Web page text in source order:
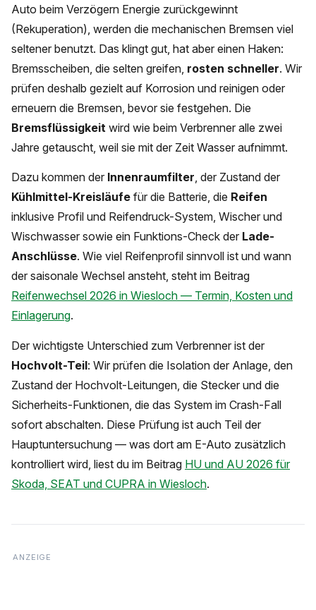
Auto beim Verzögern Energie zurückgewinnt
(Rekuperation), werden die mechanischen Bremsen viel
seltener benutzt. Das klingt gut, hat aber einen Haken:
Bremsscheiben, die selten greifen, rosten schneller. Wir
prüfen deshalb gezielt auf Korrosion und reinigen oder
erneuern die Bremsen, bevor sie festgehen. Die
Bremsflüssigkeit wird wie beim Verbrenner alle zwei
Jahre getauscht, weil sie mit der Zeit Wasser aufnimmt.
Dazu kommen der Innenraumfilter, der Zustand der
Kühlmittel-Kreisläufe für die Batterie, die Reifen
inklusive Profil und Reifendruck-System, Wischer und
Wischwasser sowie ein Funktions-Check der Lade-
Anschlüsse. Wie viel Reifenprofil sinnvoll ist und wann
der saisonale Wechsel ansteht, steht im Beitrag
Reifenwechsel 2026 in Wiesloch — Termin, Kosten und
Einlagerung.
Der wichtigste Unterschied zum Verbrenner ist der
Hochvolt-Teil: Wir prüfen die Isolation der Anlage, den
Zustand der Hochvolt-Leitungen, die Stecker und die
Sicherheits-Funktionen, die das System im Crash-Fall
sofort abschalten. Diese Prüfung ist auch Teil der
Hauptuntersuchung — was dort am E-Auto zusätzlich
kontrolliert wird, liest du im Beitrag HU und AU 2026 für
Skoda, SEAT und CUPRA in Wiesloch.